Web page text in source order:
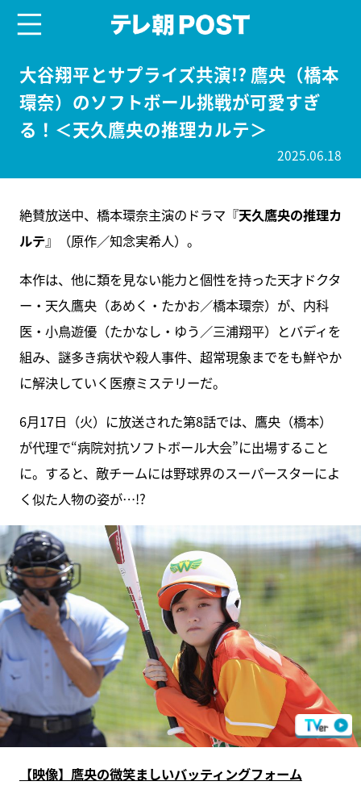
大谷翔平とサプライズ共演!? 鷹央（橋本
環奈）のソフトボール挑戦が可愛すぎ
る！＜天久鷹央の推理カルテ＞
2025.06.18
絶賛放送中、橋本環奈主演のドラマ『天久鷹央の推理カ
ルテ』（原作／知念実希人）。
本作は、他に類を見ない能力と個性を持った天才ドクタ
ー・天久鷹央（あめく・たかお／橋本環奈）が、内科
医・小鳥遊優（たかなし・ゆう／三浦翔平）とバディを
組み、謎多き病状や殺人事件、超常現象までをも鮮やか
に解決していく医療ミステリーだ。
6月17日（火）に放送された第8話では、鷹央（橋本）
が代理で“病院対抗ソフトボール大会”に出場すること
に。すると、敵チームには野球界のスーパースターによ
く似た人物の姿が…!?
【映像】鷹央の微笑ましいバッティングフォーム